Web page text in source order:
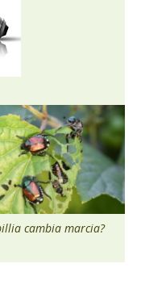
cambia marcia?